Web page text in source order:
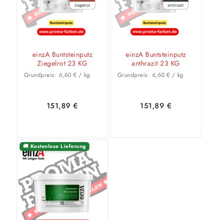
einzA Buntsteinputz
Ziegelrot 23 KG
Grundpreis: 6,60 €/ kg
151,89€
einzA Buntsteinputz
anthrazit 23 KG
Grundpreis: 6,60 €/ kg
151,89 €
🚚 Kostenlose Lieferung